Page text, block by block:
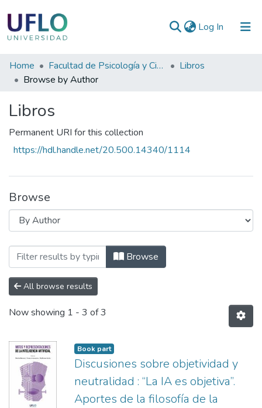
Log In (current)
Communities
&
All of RIUFLO
Home Facultad de Psicología y Ciencias Sociales
Libros
Browse by Author
Libros
Permanent URI for this collection
https://hdl.handle.net/20.500.14340/1114
Browse
Browsing Libros by Author "Becerra,
Browse
All browse results
Now showing 1 - 3 of 3
Book part
Discusiones sobre objetividad y
neutralidad : “La IA es objetiva”.
Aportes de la filosofía de la